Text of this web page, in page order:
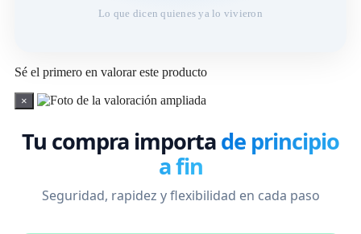
Lo que dicen quienes ya lo vivieron
Sé el primero en valorar este producto
×
Tu compra importade principio
a fin
Seguridad, rapidez y flexibilidad en cada paso